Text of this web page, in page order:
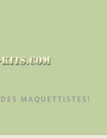
MAQUETTISTES!